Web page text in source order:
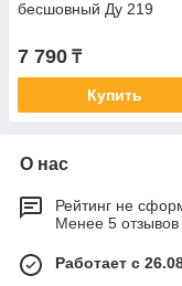
бесшовный Ду 219
7 790 ₸
Купить
О нас
Рейтинг не
Менее 5 отзывов
Работает с